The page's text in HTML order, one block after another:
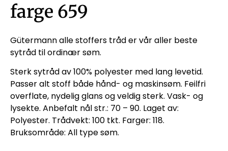
farge 659
Gütermann alle stoffers tråd er vår aller beste
sytråd til ordinær søm.
Sterk sytråd av 100% polyester med lang levetid.
Passer alt stoff både hånd- og maskinsøm. Feilfri
overflate, nydelig glans og veldig sterk. Vask- og
lysekte. Anbefalt nål str.: 70 – 90. Laget av:
Polyester. Trådvekt: 100 tkt. Farger: 118.
Bruksområde: All type søm.